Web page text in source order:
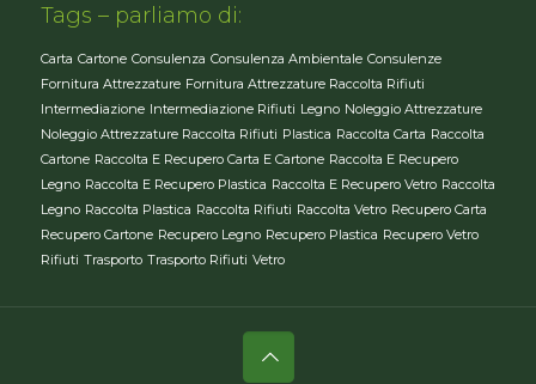
Tags – parliamo di:
Carta Cartone Consulenza Consulenza Ambientale Consulenze
Fornitura Attrezzature Fornitura Attrezzature Raccolta Rifiuti
Intermediazione Intermediazione Rifiuti Legno Noleggio Attrezzature
Noleggio Attrezzature Raccolta Rifiuti Plastica Raccolta Carta Raccolta
Cartone Raccolta E Recupero Carta E Cartone Raccolta E Recupero
Legno Raccolta E Recupero Plastica Raccolta E Recupero Vetro Raccolta
Legno Raccolta Plastica Raccolta Rifiuti Raccolta Vetro Recupero Carta
Recupero Cartone Recupero Legno Recupero Plastica Recupero Vetro
Rifiuti Trasporto Trasporto Rifiuti Vetro